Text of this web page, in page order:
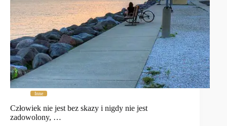
Inne
Człowiek nie jest bez skazy i nigdy nie jest
zadowolony, …